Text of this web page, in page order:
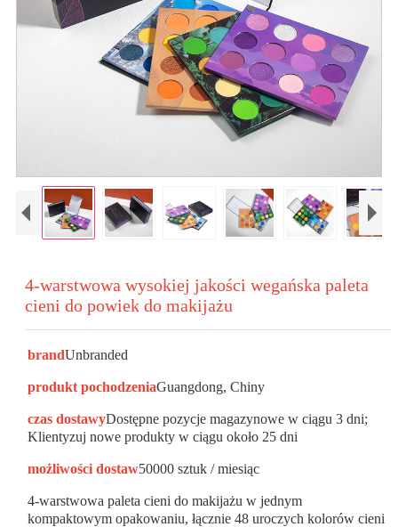
4-warstwowa wysokiej jakości wegańska paleta
cieni do powiek do makijażu
brandUnbranded
produkt pochodzeniaGuangdong, Chiny
czas dostawyDostępne pozycje magazynowe w ciągu 3 dni;
Klientyzuj nowe produkty w ciągu około 25 dni
możliwości dostaw50000 sztuk / miesiąc
4-warstwowa paleta cieni do makijażu w jednym
kompaktowym opakowaniu, łącznie 48 uroczych kolorów cieni